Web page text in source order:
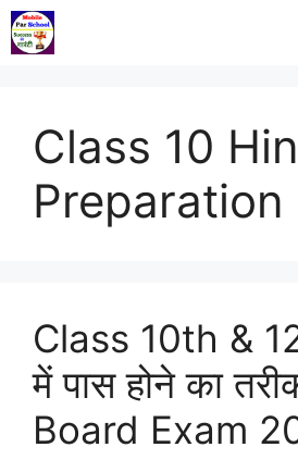
Class 10
Preparation
Class 10th &
में पास होने का
Board Exam